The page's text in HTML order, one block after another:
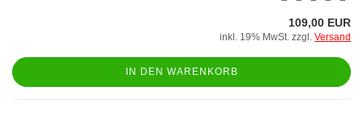
109,00 EUR
inkl. 19% MwSt. zzgl. Versand
IN DEN WARENKORB